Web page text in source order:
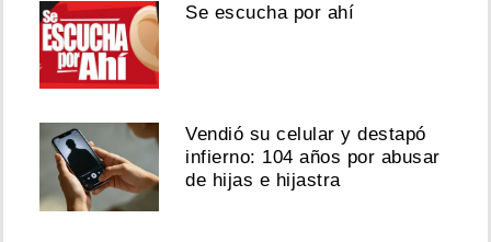
Se escucha por ahí
Vendió su celular y destapó
infierno: 104 años por abusar
de hijas e hijastra